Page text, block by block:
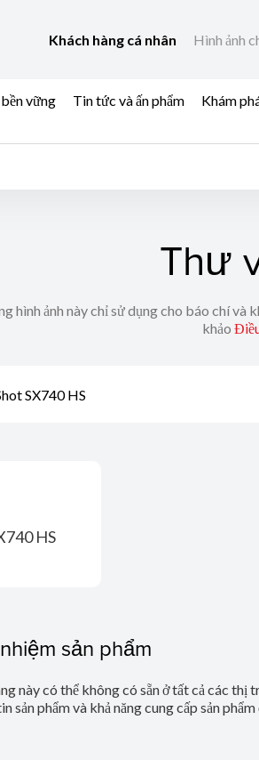
Khách hàng cá nhân Hình ảnh
vững Tin tức và ấn phẩm Khám
Thư
hình ảnh này chỉ sử dụng cho báo chí và
khảo
HS
sản phẩm
này có thể không có sẵn ở tất cả các
sản phẩm và khả năng cung cấp sản phẩm